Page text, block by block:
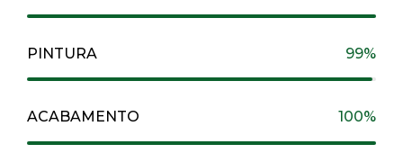
PINTURA 99%
ACABAMENTO 100%